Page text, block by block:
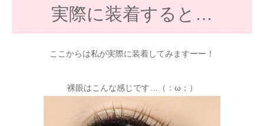
実際に装着すると…
ここからは私が実際に装着してみますーー！
裸眼はこんな感じです…（：ω；）